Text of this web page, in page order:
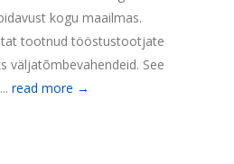
kogu maailmas.
tootnud tööstustootjate
väljatõmbevahendeid. See
read more →